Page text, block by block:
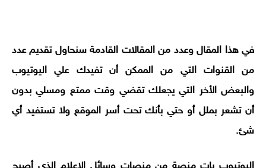
في هذا المقال وعدد من المقالات القادمة سنحاول تقديم عدد
من القنوات التي من الممكن أن تفيدك علي اليوتيوب
والبعض الأخر التي يجعلك تقضي وقت ممتع ومسلي بدون
أن تشعر بملل أو حتي بأنك تحت أسر الموقع ولا تستفيد أي
شئ.